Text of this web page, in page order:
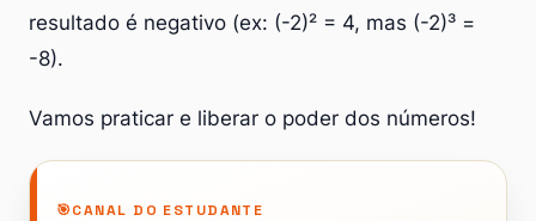
resultado é negativo (ex: (-2)² = 4, mas (-2)³ =
-8).
Vamos praticar e liberar o poder dos números!
CANAL DO ESTUDANTE